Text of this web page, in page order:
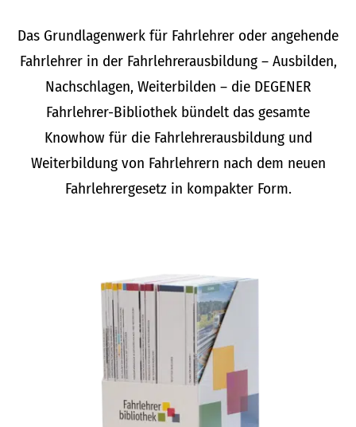
Das Grundlagenwerk für Fahrlehrer oder angehende
Fahrlehrer in der Fahrlehrerausbildung – Ausbilden,
Nachschlagen, Weiterbilden – die DEGENER
Fahrlehrer-Bibliothek bündelt das gesamte
Knowhow für die Fahrlehrerausbildung und
Weiterbildung von Fahrlehrern nach dem neuen
Fahrlehrergesetz in kompakter Form.